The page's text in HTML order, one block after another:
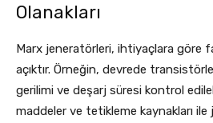
Olanakları
Marx jeneratörleri, ihtiyaçlara göre
açıktır. Örneğin, devrede transistörler
gerilimi ve deşarj süresi kontrol
maddeler ve tetikleme kaynakları ile